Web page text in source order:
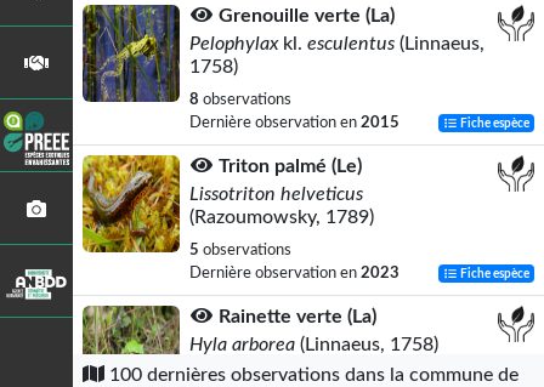
Grenouille verte (La)
Pelophylax kl. esculentus (Linnaeus,
1758)
8 observations
Dernière observation en 2015 Fiche espèce
Triton palmé (Le)
Lissotriton helveticus
(Razoumowsky, 1789)
5 observations
Dernière observation en 2023 Fiche espèce
Rainette verte (La)
Hyla arborea (Linnaeus, 1758)
4observations
100 dernières observations dans la commune de